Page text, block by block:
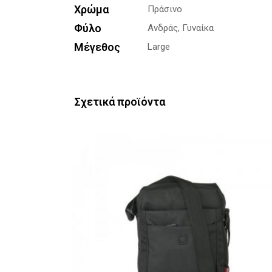
Χρώμα Πράσινο
Φύλο Ανδράς, Γυναίκα
Μέγεθος Large
Σχετικά προϊόντα
Προσθήκη στο καλάθι